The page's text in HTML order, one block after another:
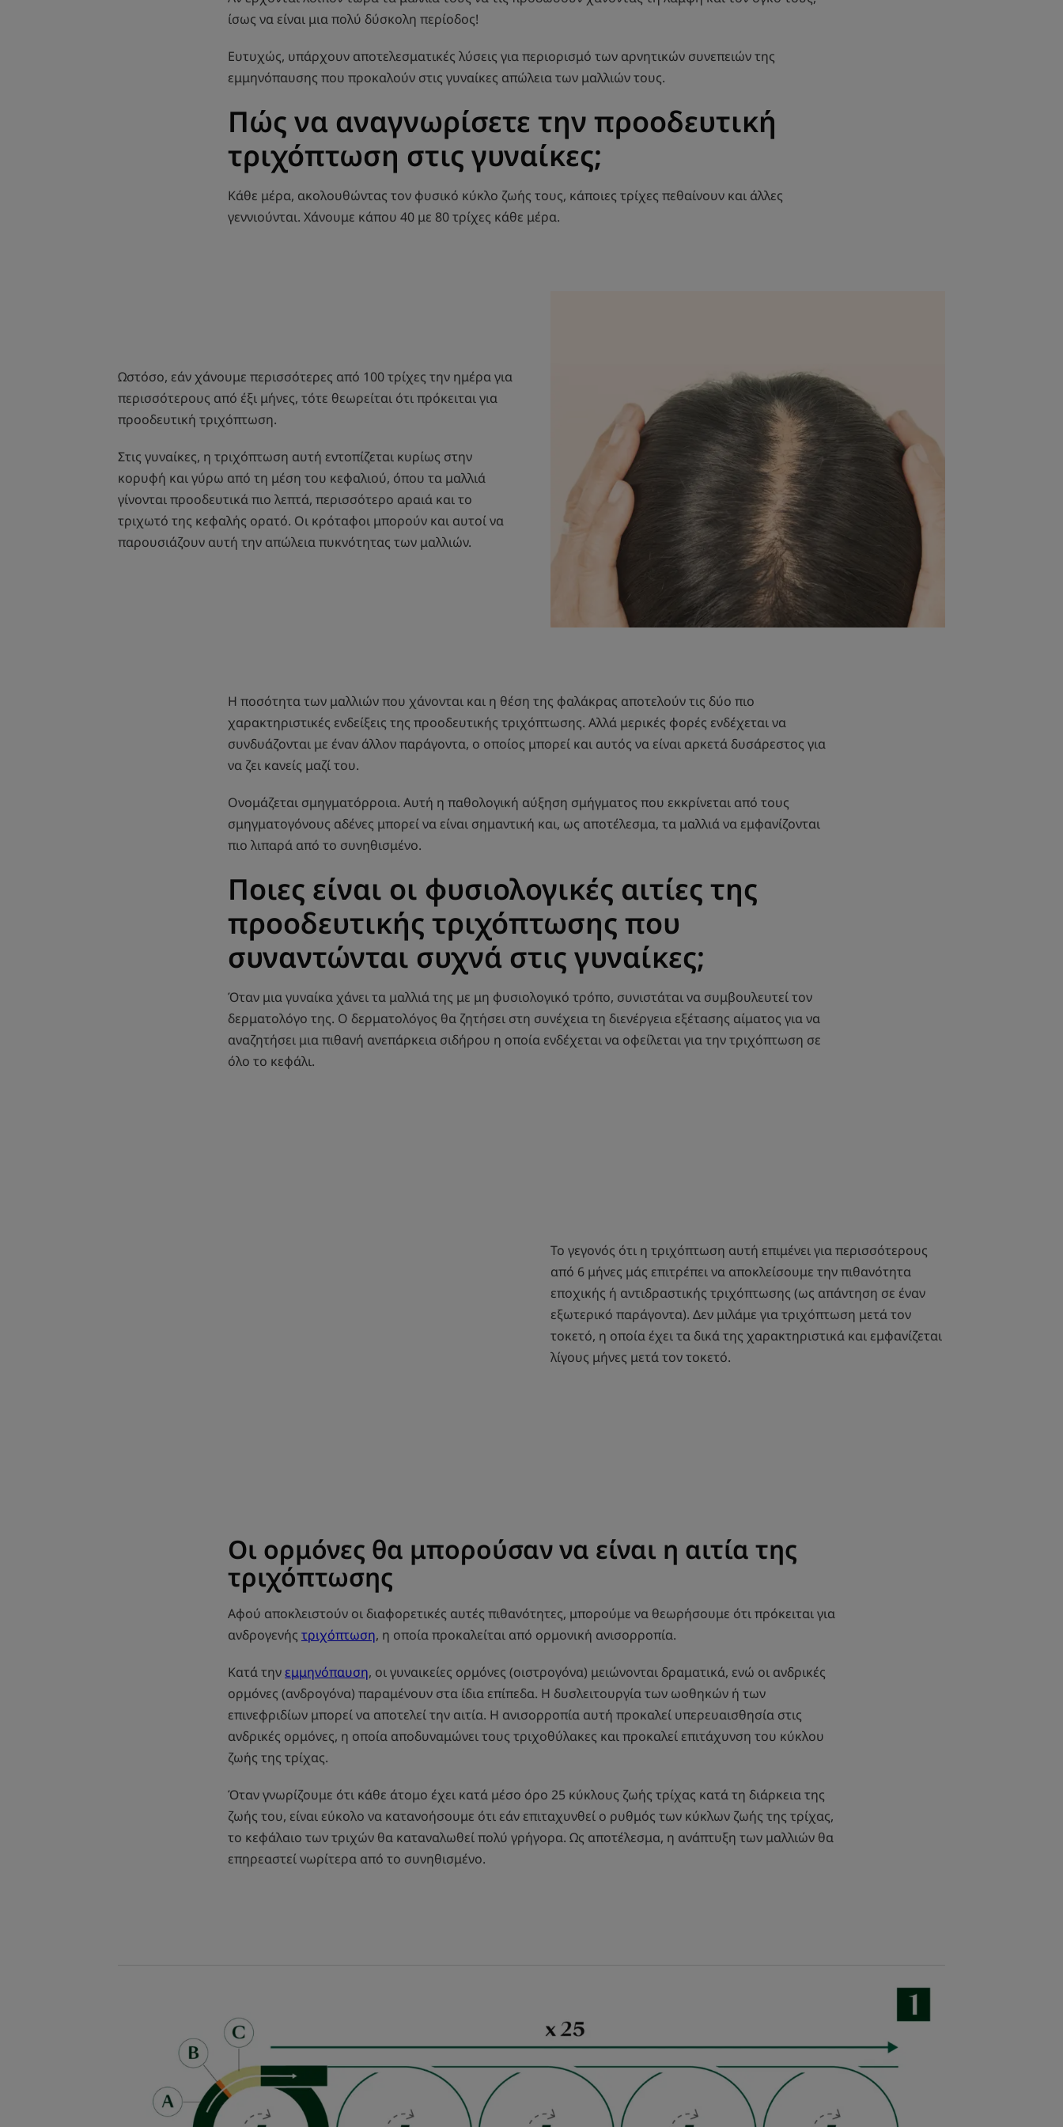
ίσως να είναι μια πολύ δύσκολη περίοδος!
Ευτυχώς, υπάρχουν αποτελεσματικές λύσεις για περιορισμό των αρνητικών συνεπειών της
εμμηνόπαυσης που προκαλούν στις γυναίκες απώλεια των μαλλιών τους.
Πώς να αναγνωρίσετε την προοδευτική
τριχόπτωση στις γυναίκες;
Κάθε μέρα, ακολουθώντας τον φυσικό κύκλο ζωής τους, κάποιες τρίχες πεθαίνουν και άλλες
γεννιούνται. Χάνουμε κάπου 40 με 80 τρίχες κάθε μέρα.
Ωστόσο, εάν χάνουμε περισσότερες από 100 τρίχες την ημέρα για
περισσότερους από έξι μήνες, τότε θεωρείται ότι πρόκειται για
προοδευτική τριχόπτωση.
Στις γυναίκες, η τριχόπτωση αυτή εντοπίζεται κυρίως στην
κορυφή και γύρω από τη μέση του κεφαλιού, όπου τα μαλλιά
γίνονται προοδευτικά πιο λεπτά, περισσότερο αραιά και το
τριχωτό της κεφαλής ορατό. Οι κρόταφοι μπορούν και αυτοί να
παρουσιάζουν αυτή την απώλεια πυκνότητας των μαλλιών.
Η ποσότητα των μαλλιών που χάνονται και η θέση της φαλάκρας αποτελούν τις δύο πιο
χαρακτηριστικές ενδείξεις της προοδευτικής τριχόπτωσης. Αλλά μερικές φορές ενδέχεται να
συνδυάζονται με έναν άλλον παράγοντα, ο οποίος μπορεί και αυτός να είναι αρκετά δυσάρεστος για
να ζει κανείς μαζί του.
Ονομάζεται σμηγματόρροια. Αυτή η παθολογική αύξηση σμήγματος που εκκρίνεται από τους
σμηγματογόνους αδένες μπορεί να είναι σημαντική και, ως αποτέλεσμα, τα μαλλιά να εμφανίζονται
πιο λιπαρά από το συνηθισμένο.
Ποιες είναι οι φυσιολογικές αιτίες της
προοδευτικής τριχόπτωσης που
συναντώνται συχνά στις γυναίκες;
Όταν μια γυναίκα χάνει τα μαλλιά της με μη φυσιολογικό τρόπο, συνιστάται να συμβουλευτεί τον
δερματολόγο της. Ο δερματολόγος θα ζητήσει στη συνέχεια τη διενέργεια εξέτασης αίματος για να
αναζητήσει μια πιθανή ανεπάρκεια σιδήρου η οποία ενδέχεται να οφείλεται για την τριχόπτωση σε
όλο το κεφάλι.
Το γεγονός ότι η τριχόπτωση αυτή επιμένει για περισσότερους
από 6 μήνες μάς επιτρέπει να αποκλείσουμε την πιθανότητα
εποχικής ή αντιδραστικής τριχόπτωσης (ως απάντηση σε έναν
εξωτερικό παράγοντα). Δεν μιλάμε για τριχόπτωση μετά τον
τοκετό, η οποία έχει τα δικά της χαρακτηριστικά και εμφανίζεται
λίγους μήνες μετά τον τοκετό.
Οι ορμόνες θα μπορούσαν να είναι η αιτία της
τριχόπτωσης
Αφού αποκλειστούν οι διαφορετικές αυτές πιθανότητες, μπορούμε να θεωρήσουμε ότι πρόκειται για
ανδρογενής τριχόπτωση, η οποία προκαλείται από ορμονική ανισορροπία.
Κατά τηνεμμηνόπαυση, οι γυναικείες ορμόνες (οιστρογόνα) μειώνονται δραματικά, ενώ οι ανδρικές
ορμόνες (ανδρογόνα) παραμένουν στα ίδια επίπεδα. Η δυσλειτουργία των ωοθηκών ή των
επινεφριδίων μπορεί να αποτελεί την αιτία. Η ανισορροπία αυτή προκαλεί υπερευαισθησία στις
ανδρικές ορμόνες, η οποία αποδυναμώνει τους τριχοθύλακες και προκαλεί επιτάχυνση του κύκλου
ζωής της τρίχας.
Όταν γνωρίζουμε ότι κάθε άτομο έχει κατά μέσο όρο 25 κύκλους ζωής τρίχας κατά τη διάρκεια της
ζωής του, είναι εύκολο να κατανοήσουμε ότι εάν επιταχυνθεί ο ρυθμός των κύκλων ζωής της τρίχας,
το κεφάλαιο των τριχών θα καταναλωθεί πολύ γρήγορα. Ως αποτέλεσμα, η ανάπτυξη των μαλλιών θα
επηρεαστεί νωρίτερα από το συνηθισμένο.